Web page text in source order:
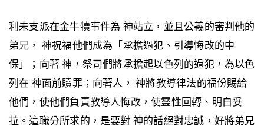
利未支派在金牛犢事件為 神站立，並且公義的審判他的
弟兄， 神祝福他們成為「承擔過犯、引導悔改的中
保」；向著 神，祭司們將承擔起以色列的過犯，為以色
列在 神面前贖罪；向著人， 神將教導律法的福份賜給
他們，使他們負責教導人悔改，使靈性回轉、明白妥
拉。這職分所求的，是要對 神的話絕對忠誠，好將弟兄